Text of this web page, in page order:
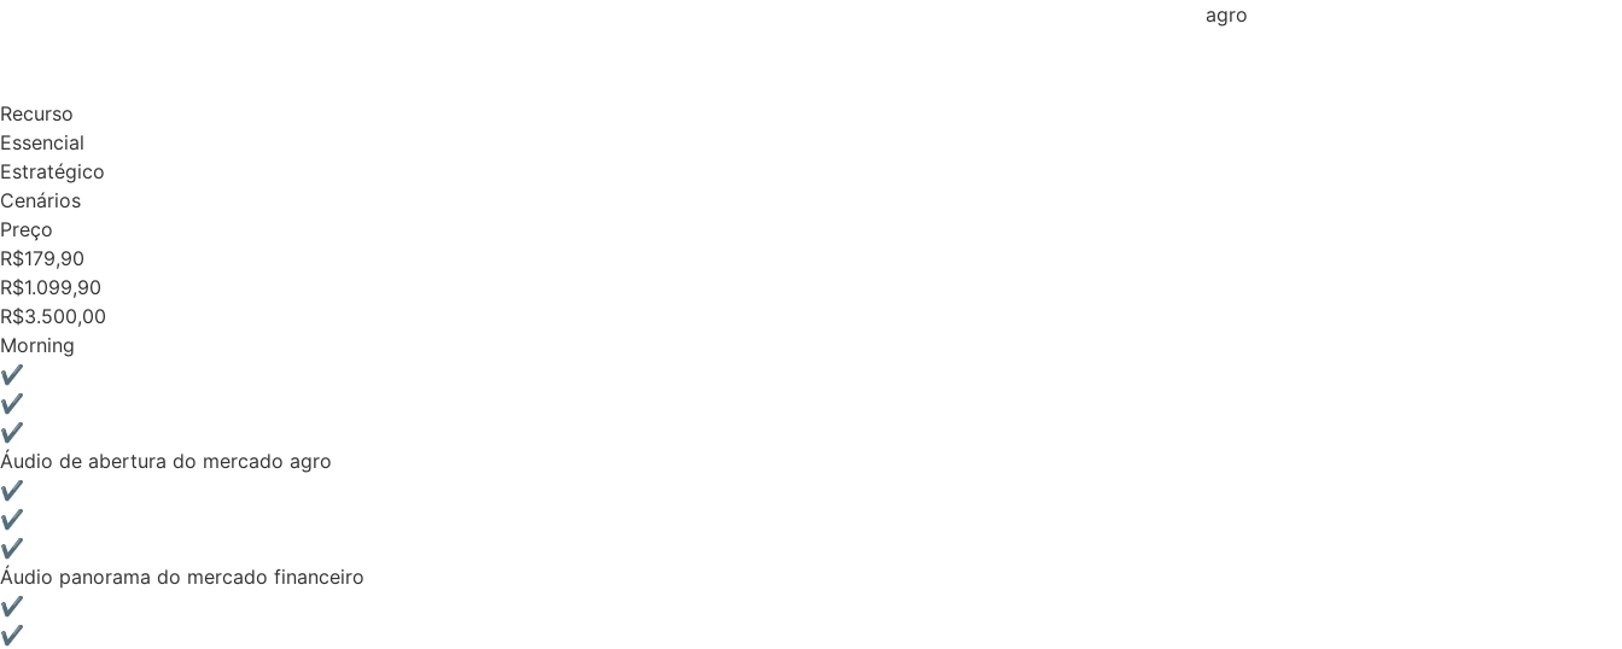
agro
Recurso
Essencial
Estratégico
Cenários
Preço
R$179,90
R$1.099,90
R$3.500,00
Morning
✔
✔
✔
Áudio de abertura do mercado agro
✔
✔
✔
Áudio panorama do mercado financeiro
✔
✔